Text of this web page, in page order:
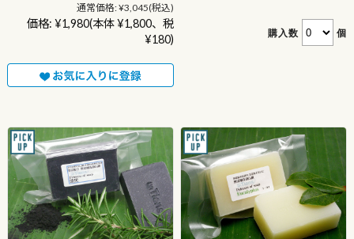
通常価格:¥3,045(税込)
価格: ¥1,980(本体 ¥1,800、税
¥180)
購入数 個